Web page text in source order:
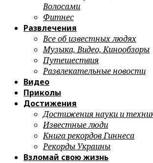
Волосами
Фитнес
Развлечения
Все об известных людях
Музыка, Видео, Кинообзоры
Путешествия
Развлекательные новости
Видео
Приколы
Достижения
Достижения науки и
Известные люди
Книга рекордов Гиннеса
Рекорды Украины
Взломай свою жизнь